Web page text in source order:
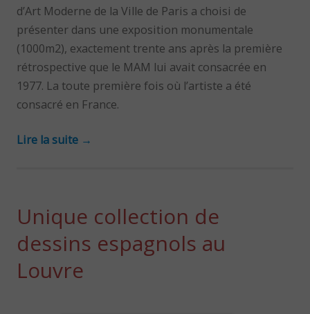
d’Art Moderne de la Ville de Paris a choisi de
présenter dans une exposition monumentale
(1000m2), exactement trente ans après la première
rétrospective que le MAM lui avait consacrée en
1977. La toute première fois où l’artiste a été
consacré en France.
Lire la suite →
Unique collection de
dessins espagnols au
Louvre